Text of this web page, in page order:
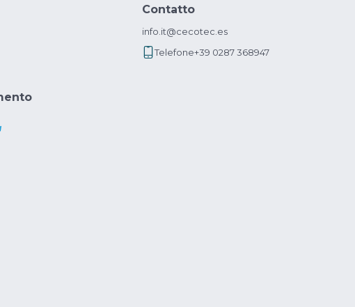
Contatto
info.it@cecotec.es
Telefone+39 0287 368947